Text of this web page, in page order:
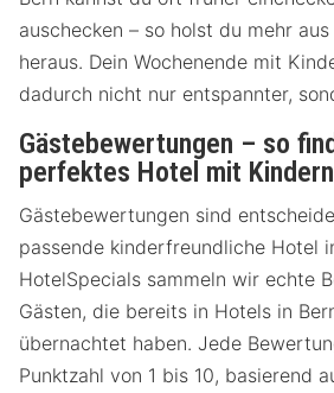
auschecken – so holst du mehr
heraus. Dein Wochenende mit
dadurch nicht nur entspannter,
Gästebewertungen – so
perfektes Hotel mit
Gästebewertungen sind
passende kinderfreundliche Hotel
HotelSpecials sammeln wir echte
Gästen, die bereits in Hotels in
übernachtet haben. Jede
Punktzahl von 1 bis 10, basierend